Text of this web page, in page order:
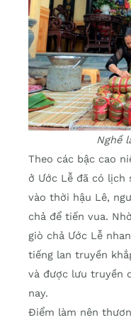
Nghề
Theo các bậc cao
ở Ước Lễ đã có lịch
vào thời hậu Lê,
chả để tiến vua.
giò chả Ước Lễ
tiếng lan truyền
và được lưu truyền
nay.
Điểm làm nên